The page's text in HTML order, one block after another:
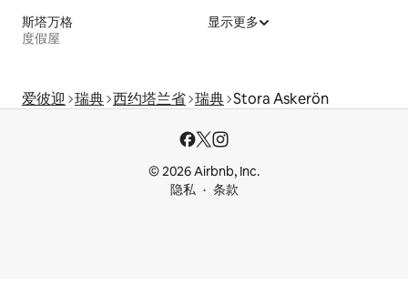
斯塔万格
度假屋
显示更多
爱彼迎 瑞典 西约塔兰省 瑞典 Stora Askerön
© 2026 Airbnb, Inc.
隐私
条款